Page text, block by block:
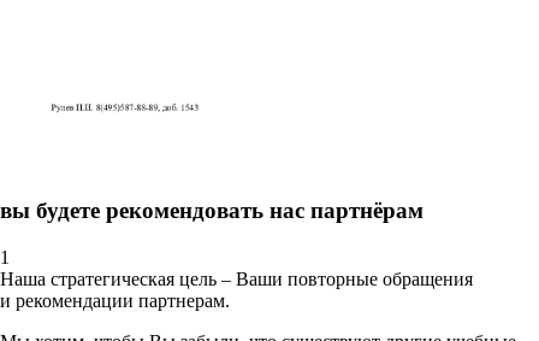
вы будете рекомендовать нас партнёрам
1
Наша стратегическая цель – Ваши повторные обращения
и рекомендации партнерам.